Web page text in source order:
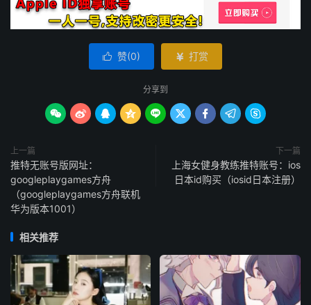
 赞(0)  打赏
分享到
        
上一篇
推特无账号版网址：
googleplaygames方舟
（googleplaygames方舟联机
华为版本1001）
下一篇
上海女健身教练推特账号：ios
日本id购买（iosid日本注册）
相关推荐